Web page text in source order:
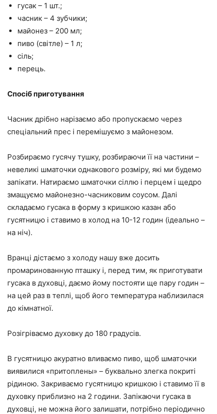
гусак – 1 шт.;
часник – 4 зубчики;
майонез – 200 мл;
пиво (світле) – 1 л;
сіль;
перець.
Спосіб приготування
Часник дрібно нарізаємо або пропускаємо через
спеціальний прес і перемішуємо з майонезом.
Розбираємо гусячу тушку, розбираючи її на частини –
невеликі шматочки однакового розміру, які ми будемо
запікати. Натираємо шматочки сіллю і перцем і щедро
змащуємо майонезно-часниковим соусом. Далі
складаємо гусака в форму з кришкою казан або
гусятницю і ставимо в холод на 10-12 годин (ідеально –
на ніч).
Вранці дістаємо з холоду нашу вже досить
промаринованную пташку і, перед тим, як приготувати
гусака в духовці, даємо йому постояти ще пару годин –
на цей раз в теплі, щоб його температура наблизилася
до кімнатної.
Розігріваємо духовку до 180 градусів.
В гусятницю акуратно вливаємо пиво, щоб шматочки
виявилися «притоплены» – буквально злегка покриті
рідиною. Закриваємо гусятницю кришкою і ставимо її в
духовку приблизно на 2 години. Запікаючи гусака в
духовці, не можна його залишати, потрібно періодично